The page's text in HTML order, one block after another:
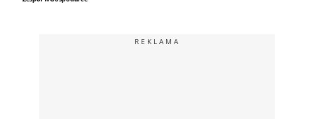
REKLAMA